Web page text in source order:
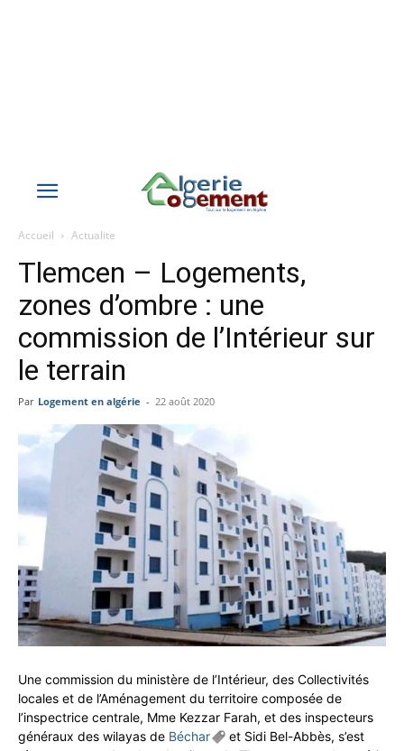
Accueil Actualite
Tlemcen – Logements,
zones d’ombre : une
commission de l’Intérieur sur
le terrain
Par Logement en algérie - 22 août 2020
Une commission du ministère de l’Intérieur, des Collectivités
locales et de l’Aménagement du territoire composée de
l’inspectrice centrale, Mme Kezzar Farah, et des inspecteurs
généraux des wilayas de Béchar
et Sidi Bel-Abbès, s’est